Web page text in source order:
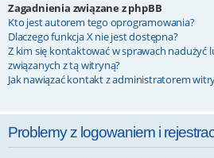
Zagadnienia związane z phpBB
Kto jest autorem tego oprogramowania?
Dlaczego funkcja X nie jest dostępna?
Z kim się kontaktować w sprawach nadużyć
związanych z tą witryną?
Jak nawiązać kontakt z administratorem
Problemy z logowaniem i